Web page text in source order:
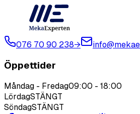
076 70 90 238→
Öppettider
Måndag - Fredag09:00 - 18:00
LördagSTÄNGT
SöndagSTÄNGT